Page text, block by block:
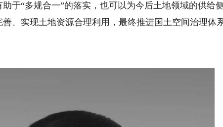
于“多规合一”的落实，也可以为今后土地领域的供给
、实现土地资源合理利用，最终推进国土空间治理体